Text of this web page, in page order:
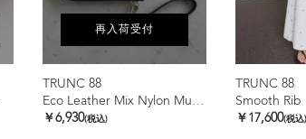
再入荷受付
TRUNC 88
Eco Leather Mix Nylon Multi Case
￥6,930(税込)
TRUNC 88
￥17,600(税込)